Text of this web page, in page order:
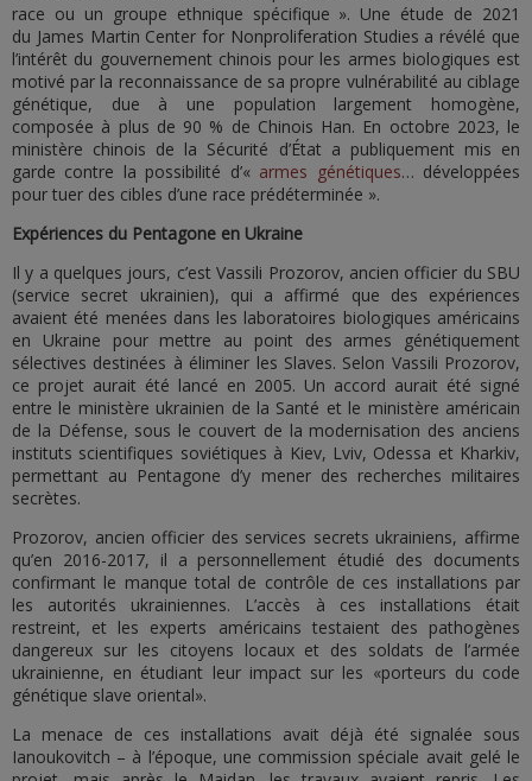
race ou un groupe ethnique spécifique ». Une étude de 2021
du James Martin Center for Nonproliferation Studies a révélé que
l’intérêt du gouvernement chinois pour les armes biologiques est
motivé par la reconnaissance de sa propre vulnérabilité au ciblage
génétique, due à une population largement homogène,
composée à plus de 90 % de Chinois Han. En octobre 2023, le
ministère chinois de la Sécurité d’État a publiquement mis en
garde contre la possibilité d’« armes génétiques… développées
pour tuer des cibles d’une race prédéterminée ».
Expériences du Pentagone en Ukraine
Il y a quelques jours, c’est Vassili Prozorov, ancien officier du SBU
(service secret ukrainien), qui a affirmé que des expériences
avaient été menées dans les laboratoires biologiques américains
en Ukraine pour mettre au point des armes génétiquement
sélectives destinées à éliminer les Slaves. Selon Vassili Prozorov,
ce projet aurait été lancé en 2005. Un accord aurait été signé
entre le ministère ukrainien de la Santé et le ministère américain
de la Défense, sous le couvert de la modernisation des anciens
instituts scientifiques soviétiques à Kiev, Lviv, Odessa et Kharkiv,
permettant au Pentagone d’y mener des recherches militaires
secrètes.
Prozorov, ancien officier des services secrets ukrainiens, affirme
qu’en 2016-2017, il a personnellement étudié des documents
confirmant le manque total de contrôle de ces installations par
les autorités ukrainiennes. L’accès à ces installations était
restreint, et les experts américains testaient des pathogènes
dangereux sur les citoyens locaux et des soldats de l’armée
ukrainienne, en étudiant leur impact sur les «porteurs du code
génétique slave oriental».
La menace de ces installations avait déjà été signalée sous
Ianoukovitch – à l’époque, une commission spéciale avait gelé le